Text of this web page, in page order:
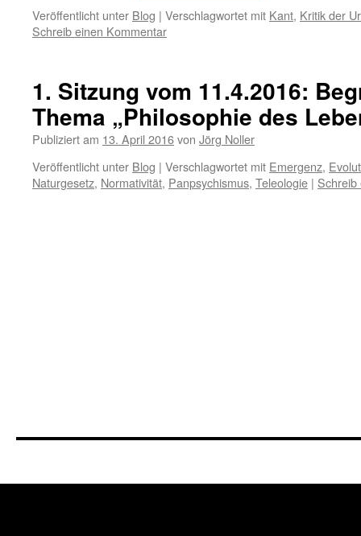
Veröffentlicht unter Blog | Verschlagwortet mit Kant, Kritik der
Schreib einen Kommentar
1. Sitzung vom 11.4.2016:
Thema „Philosophie des
Publiziert am 13. April 2016von Jörg Noller
Veröffentlicht unter Blog | Verschlagwortet mit Emergenz,
Naturgesetz, Normativität, Panpsychismus, Teleologie |